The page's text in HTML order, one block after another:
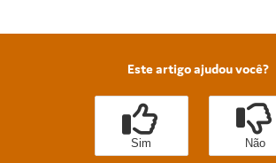
Este artigo ajudou você?
Sim Não